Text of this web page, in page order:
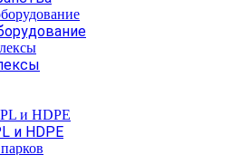
и HDPE